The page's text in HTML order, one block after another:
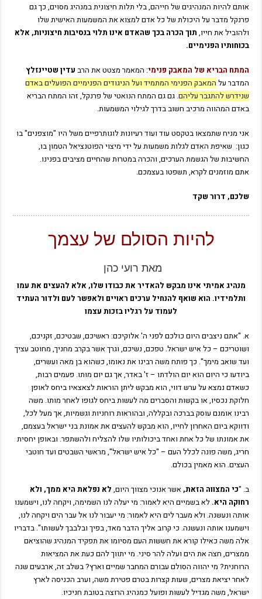
אותם להיות המנהיגים של חייהם, בלי תלות חיצונית במנהיג מסוים, כך גם
פרנקל מדבר על היכולת של כל אדם למצוא את המשמעות האישית שלו
ולהוביל את חייו, תוך הכרה בכך שהאדם אינו תלוי בנסיבות חיצוניות, אלא
בכוחותיו הפנימיים.
המתח הבריא של המאבק פנימי: המאמר מצטט את הרב עדין שטיינזלץ
המדבר על המאבק הפנימי המתמיד ועל הניגודים הפנימיים הפועלים באדם
שנידרש להתגבר עליהם. גם גם המתח הנואטי של פרנקל, זהו המתח הבריא
באדם המהווה מרכיב חשוב בדרך לגילוי המשמעות.
אני מניח שתמצאו בטקסט עוד ועוד רעיונות לוגותרפיים משל היו "מוצפנים" בו
כגון: שאיפת האדם לגלות משמעות על ידי מיצוי הפוטנציאל הטמון בו,
החשיבות של הגשמת הערכים, והכרה במטרות שהחיים מציבים בפנינו.
אתם מוזמנים לקרא, תשפטו בעצמכם.
שלכם, דרור שקד
להיות הסולם של עצמך
מאת רועי כהן
מנהיג אמיתי אינו מבקש להאדיר את כבודו שלו, אלא להעצים את עמו
ותלמידיו. הוא שואף להנחיל ערכים ראויים ולאפשר לעם ולדור העתיד
לעמוד על רגליו בזכות עצמו
א. "אתם ניצבים היום כולכם לפני ה' אלוקיכם: ראשיכם, שבטיכם, זקניכם,
ושוטריכם – כל איש ישראל. טפכם, נשיכם, וגרך אשר בקרב מחניך, מחוטב עציך
ועד שואב מימך". כך פותח משה רבינו את נאומו, כשהוא בן מאה ועשרים,
ביודעו כי היום הוא יום הולדתו – ז' באדר, אך גם יום מותו. פעמים רבות,
כשאדם נמצא על ערש דווי, הוא מבקש ליתן הוראות לצאצאיו ביחס לאופן
חלוקת נכסיו, או בקשות והסברים מה לעשות ביחס לגופו לאחר מותו. משה
רבינו אומנם עוסק בברכה ובקללה, ובהוראות רוחניות וגשמיות, אך מעל לכל,
ודווקא ביום האחרון לחייו, הוא מבקש להעצים את אמונת בני ישראל בעצמם,
את אמונתו של כל אחת ואחד ביכולותיו שלו להצליח ולהשתפר. ובאופן יחסית
חריג, משה פונה לכלל העם – "כל איש ישראל", מראשי השבטים ועד חוטבי
העצים. הוא מאמין בכולם.
ב. "כי המצווה הזאת,אשר אנוכי מצווך היום, לא נפלאת היא ממך, ולא
רחוקה היא.לא בשמיים היא לאמור: מי יעלה לנו השמימה, ויקחה לנו, וישמענו
אותה ונעשנה. ולא מעבר לים היא לאמור: מי יעבור לנו אל עבר הים ויקחה לנו,
וישמענו אותה ונעשנה. כי קרוב אליך הדבר מאד, בפיך ובלבבך לעשותו". בדבריו
אלה משה כאילו קורא את חששות העם מסיומו את תפקיד המנהיג שהוציאם
ממצרים, חצה את הים ועלה להר סיני. מי יתווך להם כעת את המציאות
הרוחנית? מי יהווה הסולם עבורם המחבר שמיים וארץ? בשלב זה, ארבעים שנה
לאחר יציאת מצרים, שעות קצרות בטרם פטירת משה, וערב הכניסה לארץ
ישראל, משה מגדיל לעשות ופועל כמנהיג הרוצה בטובת חניכיו.